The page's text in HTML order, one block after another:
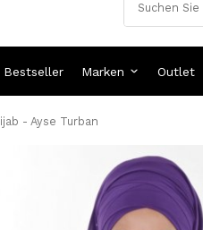
Bestseller Marken Outlet
- Ayse Turban